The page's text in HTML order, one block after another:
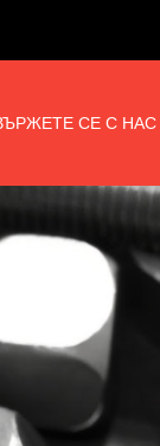
СЕ С НАС